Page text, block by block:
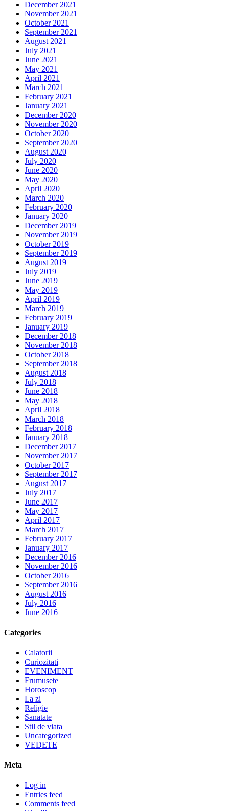
December 2021
November 2021
October 2021
September 2021
August 2021
July 2021
June 2021
May 2021
April 2021
March 2021
February 2021
January 2021
December 2020
November 2020
October 2020
September 2020
August 2020
July 2020
June 2020
May 2020
April 2020
March 2020
February 2020
January 2020
December 2019
November 2019
October 2019
September 2019
August 2019
July 2019
June 2019
May 2019
April 2019
March 2019
February 2019
January 2019
December 2018
November 2018
October 2018
September 2018
August 2018
July 2018
June 2018
May 2018
April 2018
March 2018
February 2018
January 2018
December 2017
November 2017
October 2017
September 2017
August 2017
July 2017
June 2017
May 2017
April 2017
March 2017
February 2017
January 2017
December 2016
November 2016
October 2016
September 2016
August 2016
July 2016
June 2016
Categories
Calatorii
Curiozitati
EVENIMENT
Frumusete
Horoscop
La zi
Religie
Sanatate
Stil de viata
Uncategorized
VEDETE
Meta
Log in
Entries feed
Comments feed